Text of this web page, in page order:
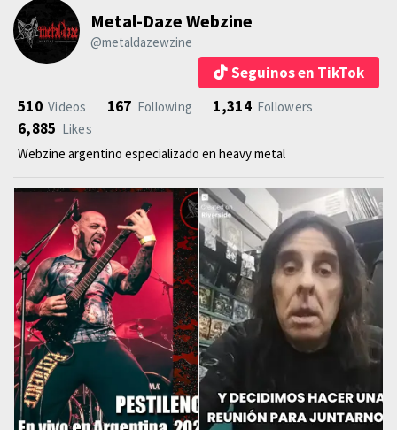
Metal-Daze Webzine
@metaldazewzine
Seguinos en TikTok
510 Videos 167 Following 1,314 Followers
6,885 Likes
Webzine argentino especializado en heavy metal